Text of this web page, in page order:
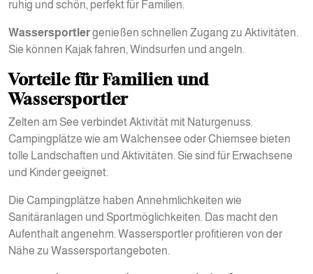
ruhig und schön, perfekt für Familien.
Wassersportlergenießen schnellen Zugang zu Aktivitäten.
Sie können Kajak fahren, Windsurfen und angeln.
Vorteile für Familien und
Wassersportler
Zelten am See verbindet Aktivität mit Naturgenuss.
Campingplätze wie am Walchensee oder Chiemsee bieten
tolle Landschaften und Aktivitäten. Sie sind für Erwachsene
und Kinder geeignet.
Die Campingplätze haben Annehmlichkeiten wie
Sanitäranlagen und Sportmöglichkeiten. Das macht den
Aufenthalt angenehm. Wassersportler profitieren von der
Nähe zu Wassersportangeboten.